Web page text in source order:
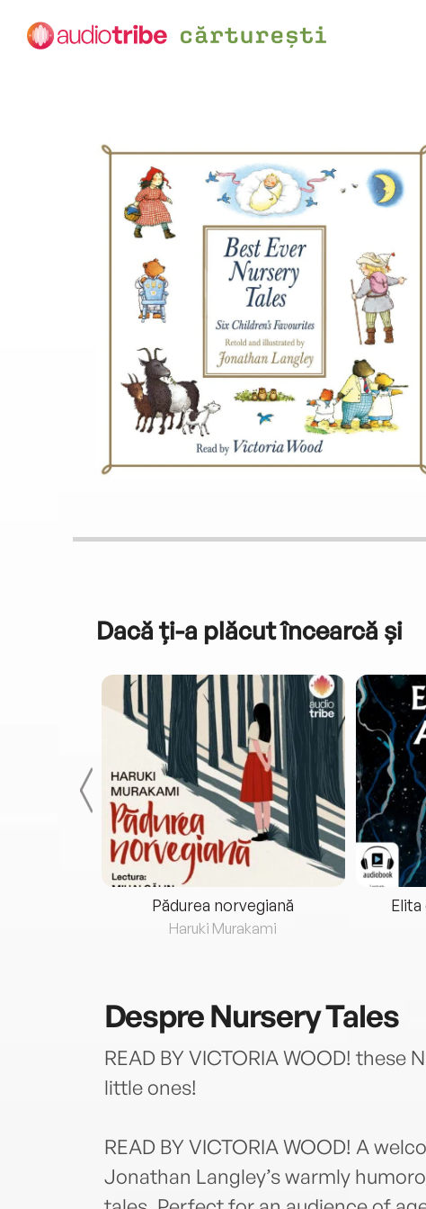
Dacă ți-a plăcut încearcă și
Pădurea norvegiană
Haruki Murakami
Elita
DespreNursery Tales
READ BY VICTORIA WOOD!
little ones!
READ BY VICTORIA WOOD! A
Jonathan Langley’s warmly